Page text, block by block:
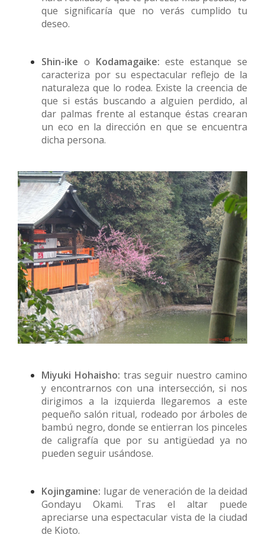
que significaría que no verás cumplido tu
deseo.
Shin-ike o Kodamagaike: este estanque se
caracteriza por su espectacular reflejo de la
naturaleza que lo rodea. Existe la creencia de
que si estás buscando a alguien perdido, al
dar palmas frente al estanque éstas crearan
un eco en la dirección en que se encuentra
dicha persona.
Miyuki Hohaisho: tras seguir nuestro camino
y encontrarnos con una intersección, si nos
dirigimos a la izquierda llegaremos a este
pequeño salón ritual, rodeado por árboles de
bambú negro, donde se entierran los pinceles
de caligrafía que por su antigüedad ya no
pueden seguir usándose.
Kojingamine: lugar de veneración de la deidad
Gondayu Okami. Tras el altar puede
apreciarse una espectacular vista de la ciudad
de Kioto.